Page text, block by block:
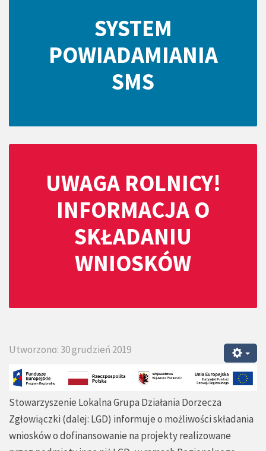
SYSTEM
POWIADAMIANIA
SMS
UWAGA ROLNICY!
INFORMACJA O
SKŁADANIU
WNIOSKÓW
Utworzono: 30 grudzień 2019
Stowarzyszenie Lokalna Grupa Działania Dorzecza
Zgłowiączki (dalej: LGD) informuje o możliwości składania
wniosków o dofinansowanie na projekty realizowane